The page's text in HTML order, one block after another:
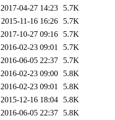
2017-04-27 14:23
5.7K
2015-11-16 16:26
5.7K
2017-10-27 09:16
5.7K
2016-02-23 09:01
5.7K
2016-06-05 22:37
5.7K
2016-02-23 09:00
5.8K
2016-02-23 09:01
5.8K
2015-12-16 18:04
5.8K
2016-06-05 22:37
5.8K